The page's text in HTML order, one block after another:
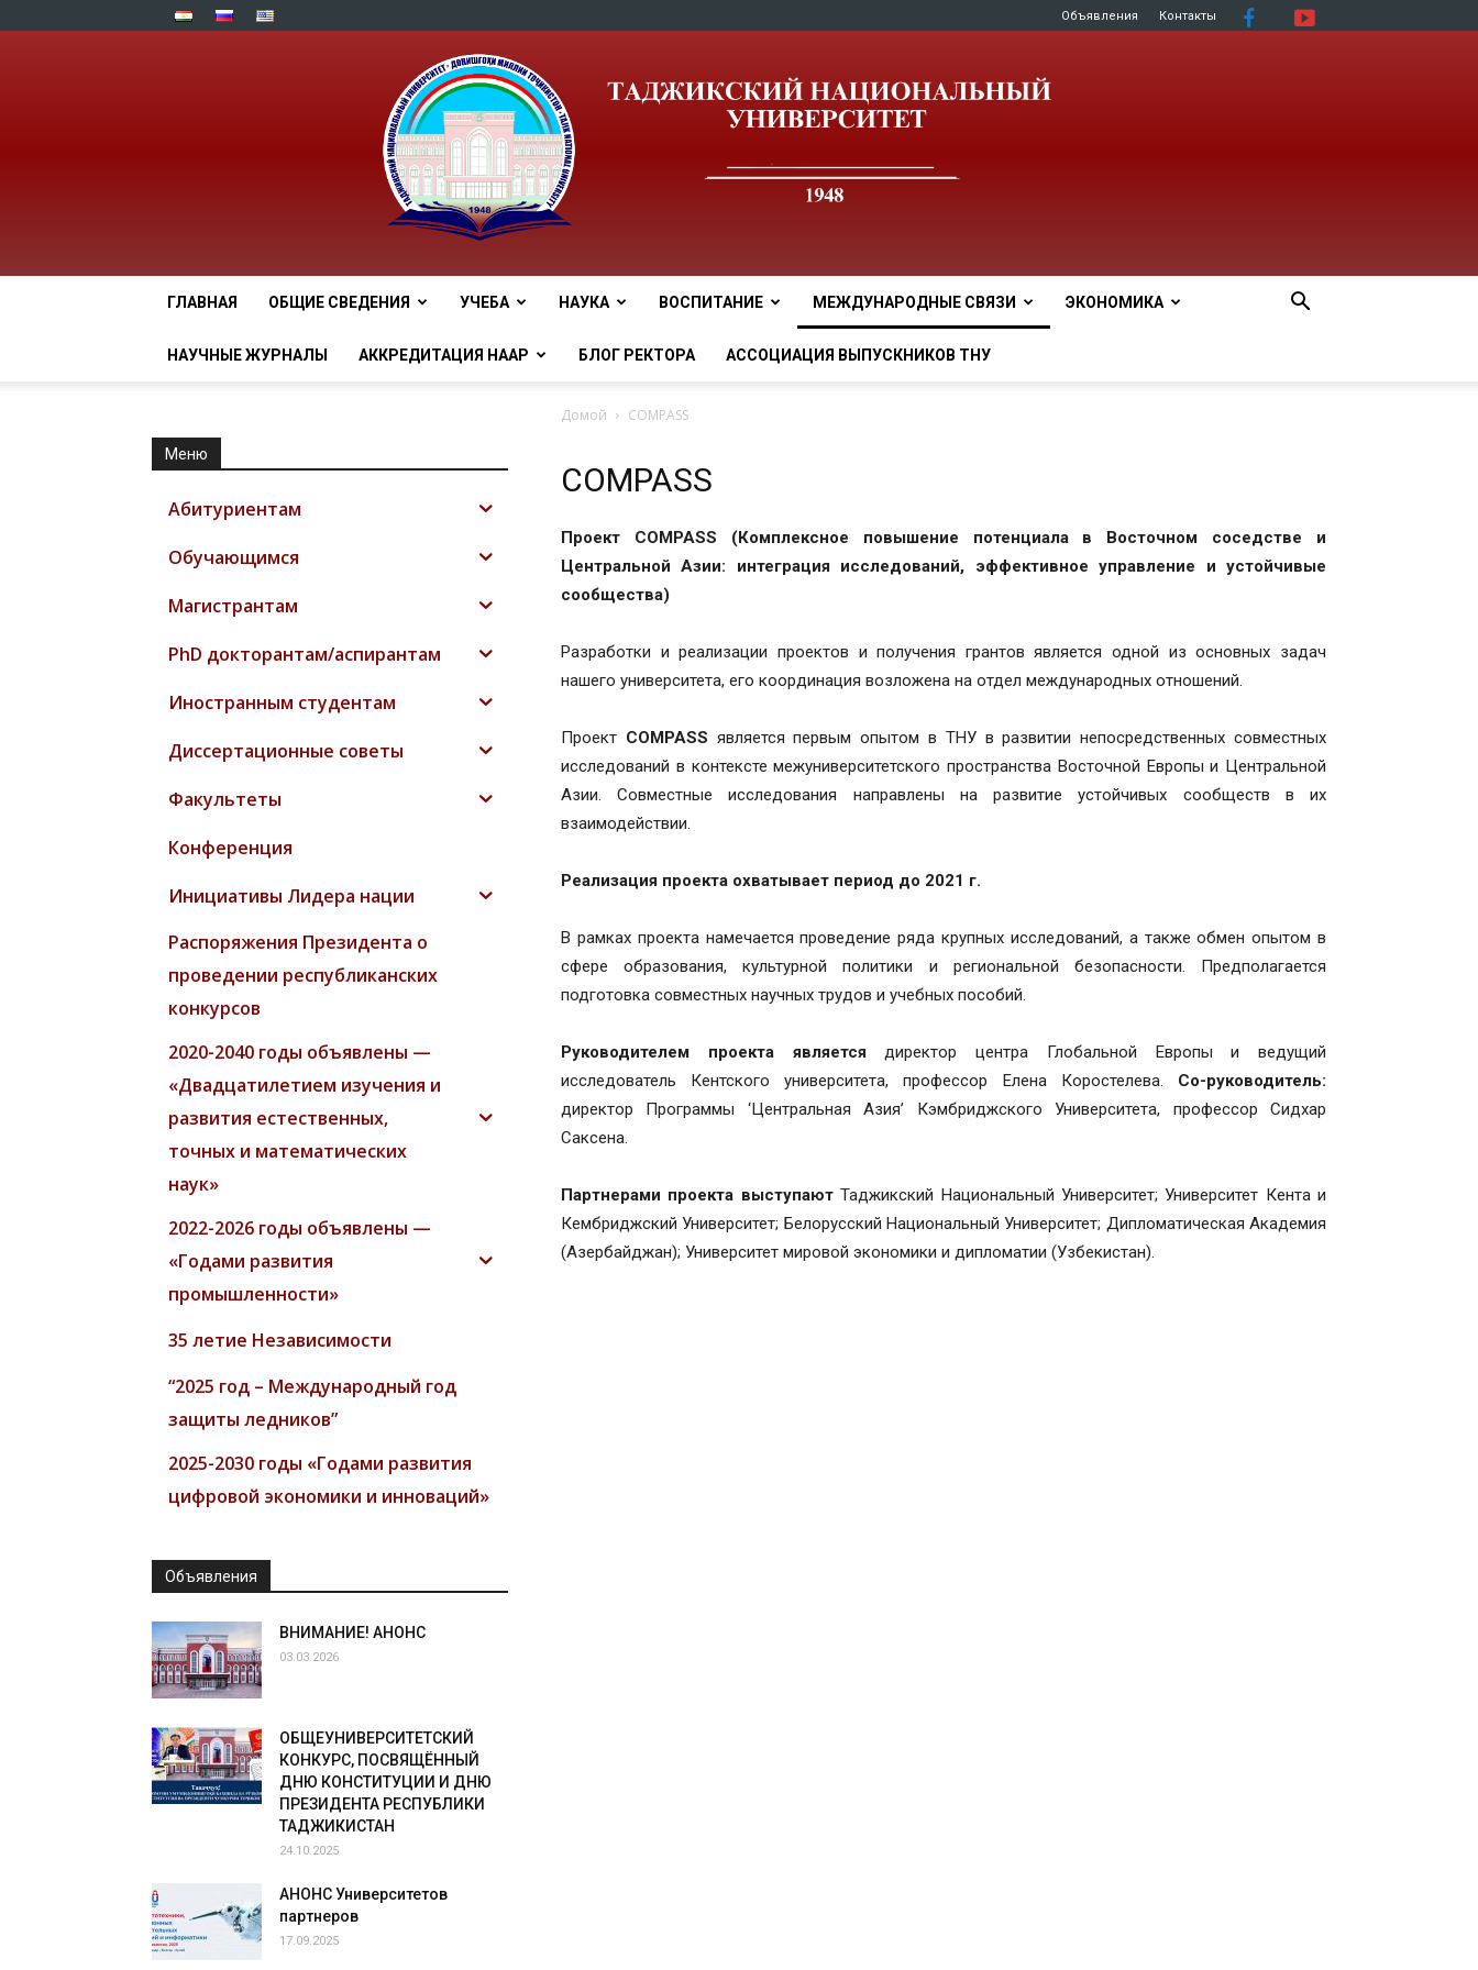
Объявления Контакты
tnu
ГЛАВНАЯ ОБЩИЕ СВЕДЕНИЯ УЧЕБА НАУКА ВОСПИТАНИЕ МЕЖДУНАРОДНЫЕ СВЯЗИ ЭКОНОМИКА
НАУЧНЫЕ ЖУРНАЛЫ АККРЕДИТАЦИЯ НААР БЛОГ РЕКТОРА АССОЦИАЦИЯ ВЫПУСКНИКОВ ТНУ
Домой COMPASS
COMPASS
Проект COMPASS (Комплексное повышение потенциала в Восточном соседстве и
Центральной Азии: интеграция исследований, эффективное управление и устойчивые
сообщества)
Разработки и реализации проектов и получения грантов является одной из основных задач
нашего университета, его координация возложена на отдел международных отношений.
Проект COMPASS является первым опытом в ТНУ в развитии непосредственных совместных
исследований в контексте межуниверситетского пространства Восточной Европы и Центральной
Азии. Совместные исследования направлены на развитие устойчивых сообществ в их
взаимодействии.
Реализация проекта охватывает период до 2021 г.
В рамках проекта намечается проведение ряда крупных исследований, а также обмен опытом в
сфере образования, культурной политики и региональной безопасности. Предполагается
подготовка совместных научных трудов и учебных пособий.
Руководителем проекта являетсядиректор центра Глобальной Европы и ведущий
исследователь Кентского университета, профессор Елена Коростелева. Со-руководитель:
директор Программы ‘Центральная Азия’ Кэмбриджского Университета, профессор Сидхар
Саксена.
Партнерами проекта выступаютТаджикский Национальный Университет; Университет Кента и
Кембриджский Университет; Белорусский Национальный Университет; Дипломатическая Академия
(Азербайджан); Университет мировой экономики и дипломатии (Узбекистан).
Меню
Абитуриентам
Обучающимся
Магистрантам
PhD докторантам/аспирантам
Иностранным студентам
Диссертационные советы
Факультеты
Конференция
Инициативы Лидера нации
Распоряжения Президента о
проведении республиканских
конкурсов
2020-2040 годы объявлены —
«Двадцатилетием изучения и
развития естественных,
точных и математических
наук»
2022-2026 годы объявлены —
«Годами развития
промышленности»
35 летие Независимости
“2025 год – Международный год
защиты ледников”
2025-2030 годы «Годами развития
цифровой экономики и инноваций»
Объявления
ВНИМАНИЕ! АНОНС
03.03.2026
ОБЩЕУНИВЕРСИТЕТСКИЙ
КОНКУРС, ПОСВЯЩЁННЫЙ
ДНЮ КОНСТИТУЦИИ И ДНЮ
ПРЕЗИДЕНТА РЕСПУБЛИКИ
ТАДЖИКИСТАН
24.10.2025
АНОНС Университетов
партнеров
17.09.2025